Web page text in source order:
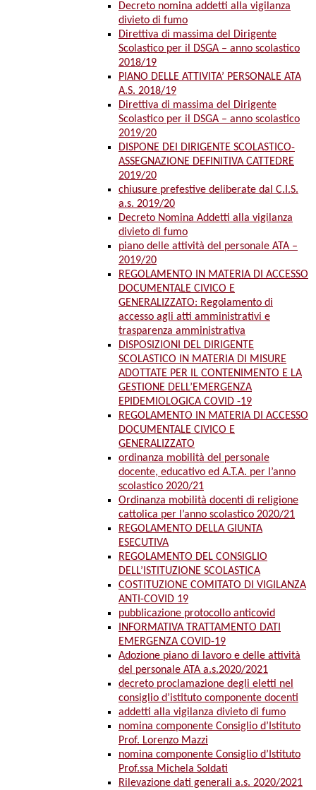
Decreto nomina addetti alla vigilanza
divieto di fumo
Direttiva di massima del Dirigente
Scolastico per il DSGA – anno scolastico
2018/19
PIANO DELLE ATTIVITA’ PERSONALE ATA
A.S. 2018/19
Direttiva di massima del Dirigente
Scolastico per il DSGA – anno scolastico
2019/20
DISPONE DEI DIRIGENTE SCOLASTICO-
ASSEGNAZIONE DEFINITIVA CATTEDRE
2019/20
chiusure prefestive deliberate dal C.I.S.
a.s. 2019/20
Decreto Nomina Addetti alla vigilanza
divieto di fumo
piano delle attività del personale ATA –
2019/20
REGOLAMENTO IN MATERIA DI ACCESSO
DOCUMENTALE CIVICO E
GENERALIZZATO: Regolamento di
accesso agli atti amministrativi e
trasparenza amministrativa
DISPOSIZIONI DEL DIRIGENTE
SCOLASTICO IN MATERIA DI MISURE
ADOTTATE PER IL CONTENIMENTO E LA
GESTIONE DELL’EMERGENZA
EPIDEMIOLOGICA COVID -19
REGOLAMENTO IN MATERIA DI ACCESSO
DOCUMENTALE CIVICO E
GENERALIZZATO
ordinanza mobilità del personale
docente, educativo ed A.T.A. per l’anno
scolastico 2020/21
Ordinanza mobilità docenti di religione
cattolica per l’anno scolastico 2020/21
REGOLAMENTO DELLA GIUNTA
ESECUTIVA
REGOLAMENTO DEL CONSIGLIO
DELL’ISTITUZIONE SCOLASTICA
COSTITUZIONE COMITATO DI VIGILANZA
ANTI-COVID 19
pubblicazione protocollo anticovid
INFORMATIVA TRATTAMENTO DATI
EMERGENZA COVID-19
Adozione piano di lavoro e delle attività
del personale ATA a.s.2020/2021
decreto proclamazione degli eletti nel
consiglio d’istituto componente docenti
addetti alla vigilanza divieto di fumo
nomina componente Consiglio d’Istituto
Prof. Lorenzo Mazzi
nomina componente Consiglio d’Istituto
Prof.ssa Michela Soldati
Rilevazione dati generali a.s. 2020/2021